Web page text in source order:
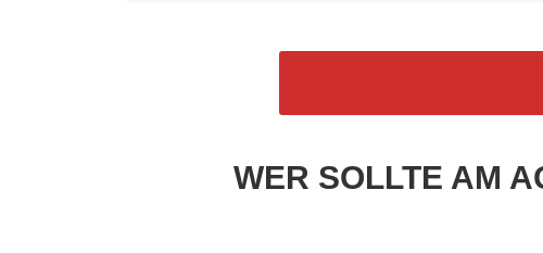
WER SOLLTE AM